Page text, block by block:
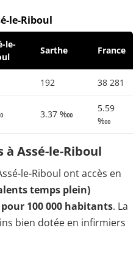
le-Riboul
le-
Sarthe France
192 38 281
3.37 ‱
5.59
‱
Assé-le-Riboul
le-Riboul ont accès en
temps plein)
100 000 habitants. La
bien dotée en infirmiers